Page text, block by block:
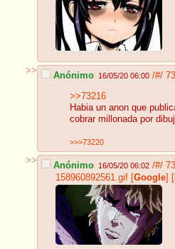
>> Anónimo 16/05/20 06:00 /#/
>>73216
Habia un anon que
cobrar millonada por
>>>73220
>> Anónimo 16/05/20 06:02 /#/
158960892561.gif [Google] [